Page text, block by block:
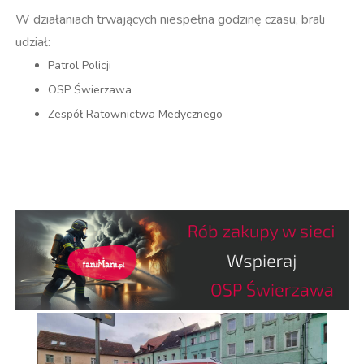
W działaniach trwających niespełna godzinę czasu, brali
udział:
Patrol Policji
OSP Świerzawa
Zespół Ratownictwa Medycznego